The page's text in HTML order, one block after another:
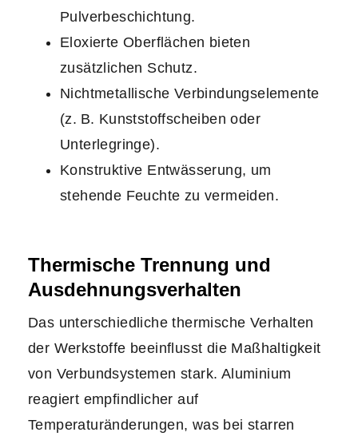
Pulverbeschichtung.
Eloxierte Oberflächen bieten
zusätzlichen Schutz.
Nichtmetallische Verbindungselemente
(z. B. Kunststoffscheiben oder
Unterlegringe).
Konstruktive Entwässerung, um
stehende Feuchte zu vermeiden.
Thermische Trennung und
Ausdehnungsverhalten
Das unterschiedliche thermische Verhalten
der Werkstoffe beeinflusst die Maßhaltigkeit
von Verbundsystemen stark. Aluminium
reagiert empfindlicher auf
Temperaturänderungen, was bei starren